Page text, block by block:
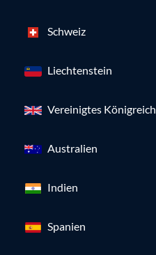
Schweiz
Liechtenstein
Vereinigtes Königreich
Australien
Indien
Spanien